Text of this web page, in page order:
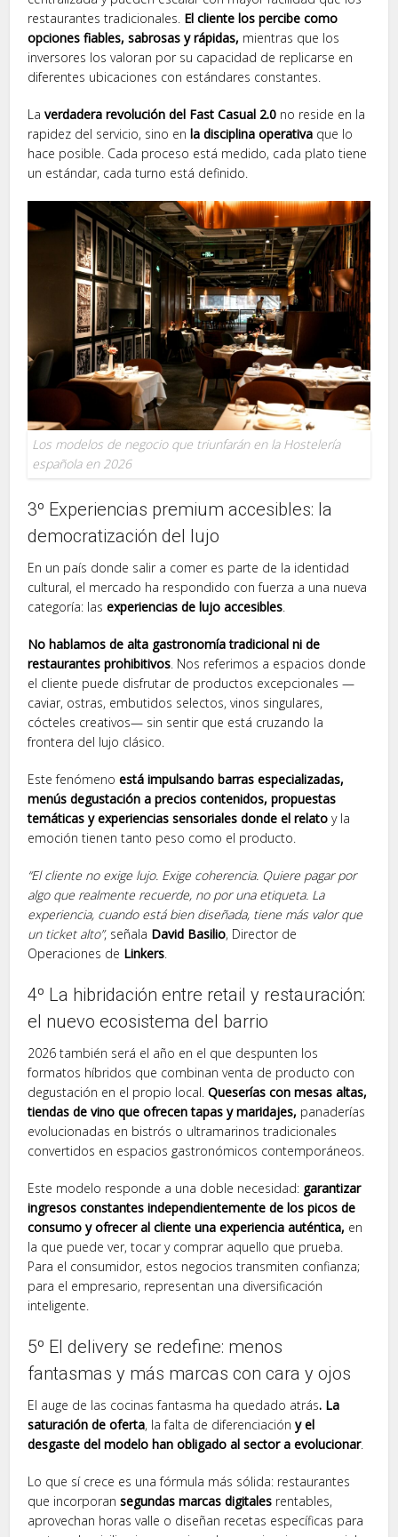
restaurantes tradicionales. El cliente los percibe como
opciones fiables, sabrosas y rápidas, mientras que los
inversores los valoran por su capacidad de replicarse en
diferentes ubicaciones con estándares constantes.
Laverdadera revolución del Fast Casual 2.0 no reside en la
rapidez del servicio, sino en la disciplina operativa que lo
hace posible. Cada proceso está medido, cada plato tiene
un estándar, cada turno está definido.
Los modelos de negocio que triunfarán en la Hostelería
española en 2026
3º Experiencias premium accesibles: la
democratización del lujo
En un país donde salir a comer es parte de la identidad
cultural, el mercado ha respondido con fuerza a una nueva
categoría: lasexperiencias de lujo accesibles
No hablamos de alta gastronomía tradicional ni de
restaurantes prohibitivos . Nos referimos a espacios donde
el cliente puede disfrutar de productos excepcionales —
caviar, ostras, embutidos selectos, vinos singulares,
cócteles creativos— sin sentir que está cruzando la
frontera del lujo clásico.
Este fenómeno está impulsando barras especializadas,
menús degustación a precios contenidos, propuestas
temáticas y experiencias sensoriales donde el relato y la
emoción tienen tanto peso como el producto.
“El cliente no exige lujo. Exige coherencia. Quiere pagar por
algo que realmente recuerde, no por una etiqueta. La
experiencia, cuando está bien diseñada, tiene más valor que
un ticket alto”, señala David Basilio, Director de
Operaciones de Linkers
4º La hibridación entre retail y restauración:
el nuevo ecosistema del barrio
2026 también será el año en el que despunten los
formatos híbridos que combinan venta de producto con
degustación en el propio local.Queserías con mesas altas,
tiendas de vino que ofrecen tapas y maridajes, panaderías
evolucionadas en bistrós o ultramarinos tradicionales
convertidos en espacios gastronómicos contemporáneos.
Este modelo responde a una doble necesidad: garantizar
ingresos constantes independientemente de los picos de
consumo y ofrecer al cliente una experiencia auténtica, en
la que puede ver, tocar y comprar aquello que prueba.
Para el consumidor, estos negocios transmiten confianza;
para el empresario, representan una diversificación
inteligente.
5º El delivery se redefine: menos
fantasmas y más marcas con cara y ojos
El auge de las cocinas fantasma ha quedado atrás. La
saturación de oferta, la falta de diferenciacióny el
desgaste del modelo han obligado al sector a evolucionar.
Lo que sí crece es una fórmula más sólida: restaurantes
que incorporansegundas marcas digitales rentables,
aprovechan horas valle o diseñan recetas específicas para